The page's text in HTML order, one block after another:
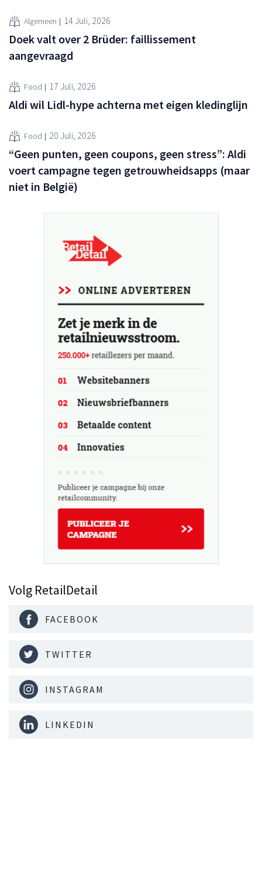
Algemeen 14 Juli, 2026
Doek valt over 2 Brüder: faillissement
aangevraagd
Food 17 Juli, 2026
Aldi wil Lidl-hype achterna met eigen kledinglijn
Food 20 Juli, 2026
“Geen punten, geen coupons, geen stress”: Aldi
voert campagne tegen getrouwheidsapps (maar
niet in België)
Volg RetailDetail
FACEBOOK
TWITTER
INSTAGRAM
LINKEDIN